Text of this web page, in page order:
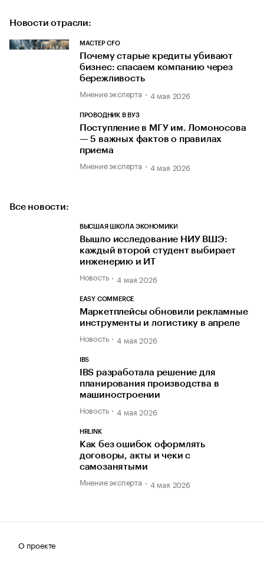
Новости отрасли:
МАСТЕР CFO
Почему старые кредиты убивают
бизнес: спасаем компанию через
бережливость
Мнение эксперта 4 мая 2026
ПРОВОДНИК В ВУЗ
Поступление в МГУ им. Ломоносова
— 5 важных фактов о правилах
приема
Мнение эксперта 4 мая 2026
Все новости:
ВЫСШАЯ ШКОЛА ЭКОНОМИКИ
Вышло исследование НИУ ВШЭ:
каждый второй студент выбирает
инженерию и ИТ
Новость 4 мая 2026
EASY COMMERCE
Маркетплейсы обновили рекламные
инструменты и логистику в апреле
Новость 4 мая 2026
IBS
IBS разработала решение для
планирования производства в
машиностроении
Новость 4 мая 2026
HRLINK
Как без ошибок оформлять
договоры, акты и чеки с
самозанятыми
Мнение эксперта 4 мая 2026
О проекте